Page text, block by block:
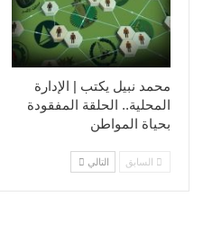
محمد نبيل يكتب | الإدارة
المحلية.. الحلقة المفقودة
بحياة المواطن
السابق التالي